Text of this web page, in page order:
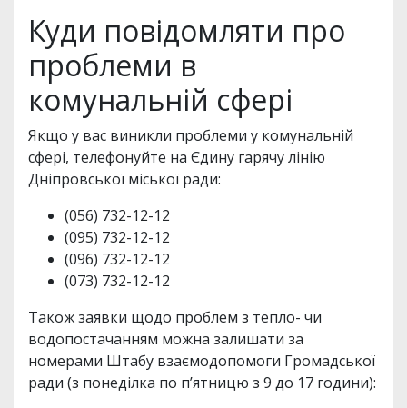
Куди повідомляти про
проблеми в
комунальній сфері
Якщо у вас виникли проблеми у комунальній
сфері, телефонуйте на Єдину гарячу лінію
Дніпровської міської ради:
(056) 732-12-12
(095) 732-12-12
(096) 732-12-12
(073) 732-12-12
Також заявки щодо проблем з тепло- чи
водопостачанням можна залишати за
номерами Штабу взаємодопомоги Громадської
ради (з понеділка по п’ятницю з 9 до 17 години):